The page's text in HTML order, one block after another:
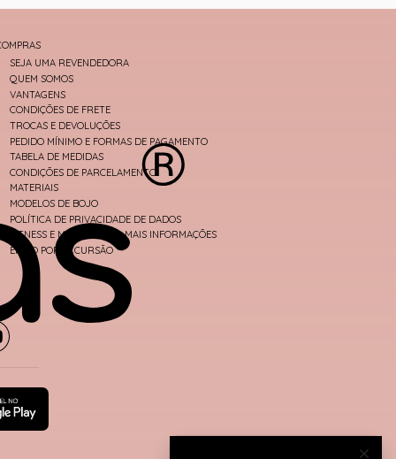
SEJA UMA REVENDEDORA
QUEM SOMOS
VANTAGENS
CONDIÇÕES DE FRETE
TROCAS E DEVOLUÇÕES
PEDIDO MÍNIMO E FORMAS DE PAGAMENTO
TABELA DE MEDIDAS
CONDIÇÕES DE PARCELAMENTO
MATERIAIS
MODELOS DE BOJO
POLÍTICA DE PRIVACIDADE DE DADOS
FITNESS E MODA PRAIA - MAIS INFORMAÇÕES
ENVIO POR EXCURSÃO